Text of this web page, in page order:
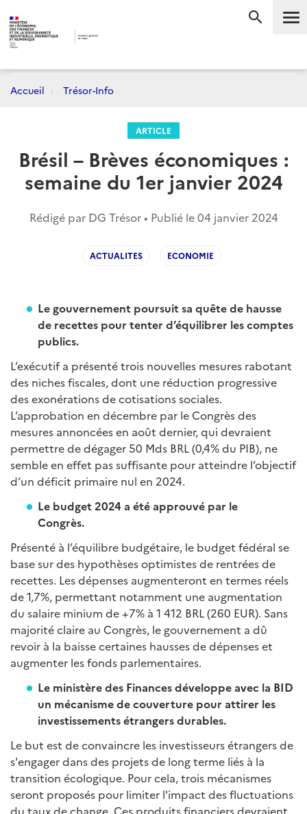
Accueil Trésor-Info
ARTICLE
Brésil – Brèves économiques :
semaine du 1er janvier 2024
Rédigé par DG Trésor • Publié le04 janvier 2024
ACTUALITES ECONOMIE
Le gouvernement poursuit sa quête de hausse
de recettes pour tenter d’équilibrer les comptes
publics.
L’exécutif a présenté trois nouvelles mesures rabotant
des niches fiscales, dont une réduction progressive
des exonérations de cotisations sociales.
L’approbation en décembre par le Congrès des
mesures annoncées en août dernier, qui devraient
permettre de dégager 50 Mds BRL (0,4% du PIB), ne
semble en effet pas suffisante pour atteindre l’objectif
d’un déficit primaire nul en 2024.
Le budget 2024 a été approuvé par le
Congrès.
Présenté à l’équilibre budgétaire, le budget fédéral se
base sur des hypothèses optimistes de rentrées de
recettes. Les dépenses augmenteront en termes réels
de 1,7%, permettant notamment une augmentation
du salaire minium de +7% à 1 412 BRL (260 EUR). Sans
majorité claire au Congrès, le gouvernement a dû
revoir à la baisse certaines hausses de dépenses et
augmenter les fonds parlementaires.
Le ministère des Finances développe avec la BID
un mécanisme de couverture pour attirer les
investissements étrangers durables.
Le but est de convaincre les investisseurs étrangers de
s'engager dans des projets de long terme liés à la
transition écologique. Pour cela, trois mécanismes
seront proposés pour limiter l'impact des fluctuations
du taux de change. Ces produits financiers devraient